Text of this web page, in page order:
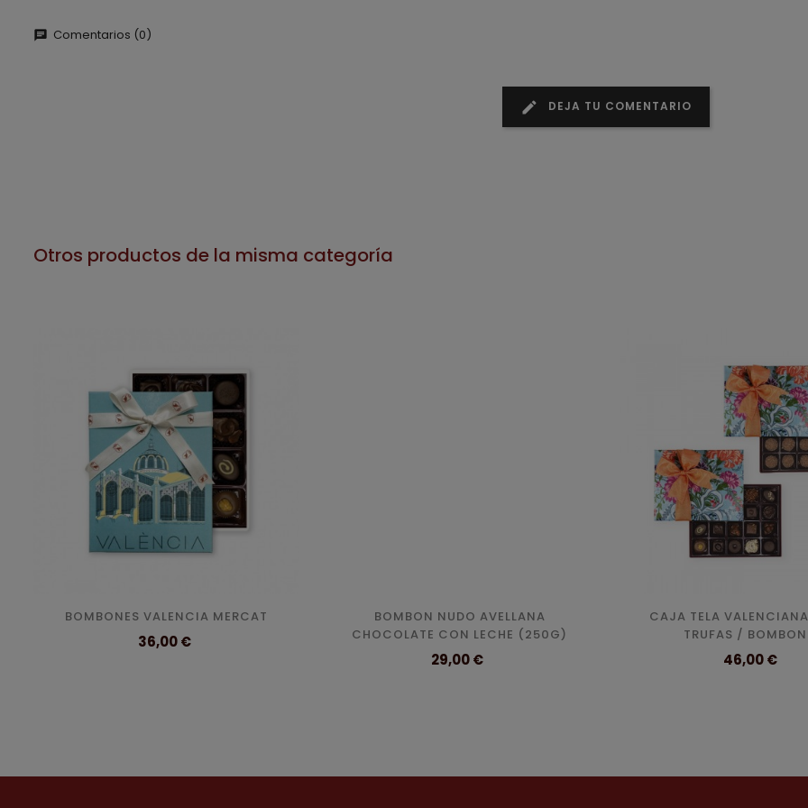
chat Comentarios (0)
edit DEJA TU COMENTARIO
Otros productos de la misma categoría
BOMBONES VALENCIA MERCAT
Precio
36,00 €
BOMBON NUDO AVELLANA
CHOCOLATE CON LECHE (250G)
Precio
29,00 €
CAJA TELA
TRUFAS /
Precio
46,00 €